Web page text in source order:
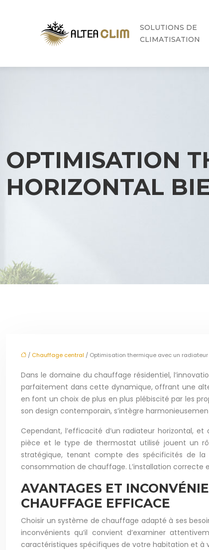
SOLUTIONS DE
CLIMATISATION
OPTIMISATION
HORIZONTAL
/ Chauffage central / Optimisation thermique avec un
Dans le domaine du chauffage résidentiel,
parfaitement dans cette dynamique, offrant une
en font un choix de plus en plus plébiscité par les
son design contemporain, s’intègre
Cependant, l’efficacité d’un radiateur horizontal,
pièce et le type de thermostat utilisé jouent un
stratégique, tenant compte des spécificités de
consommation de chauffage. L’installation correcte
AVANTAGES ET
CHAUFFAGE EFFICACE
Choisir un système de chauffage adapté à ses
inconvénients qu’il convient d’examiner
caractéristiques spécifiques de votre habitation et